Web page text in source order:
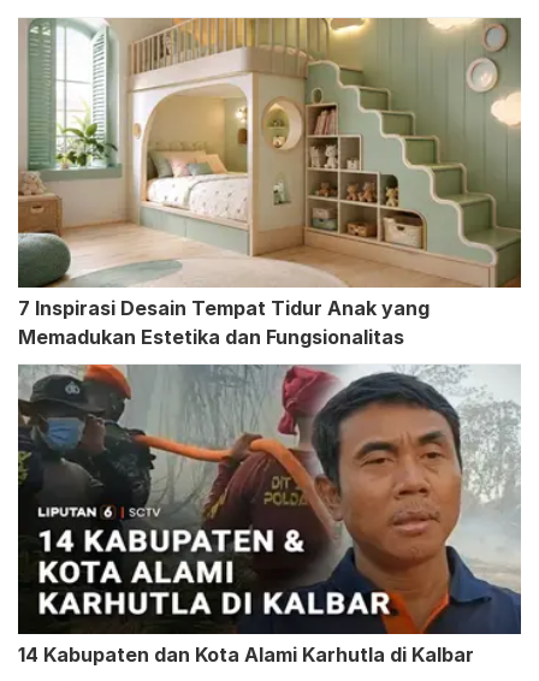
7 Inspirasi Desain Tempat Tidur Anak yang
Memadukan Estetika dan Fungsionalitas
14 Kabupaten dan Kota Alami Karhutla di Kalbar